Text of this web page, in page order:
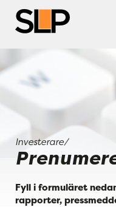
Investerare
Fyll i formuläret
rapporter,